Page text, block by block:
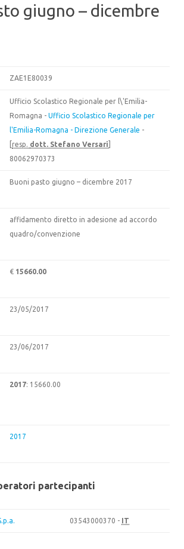
giugno – dicembre
ZAE1E80039
Ufficio Scolastico Regionale per l\'Emilia-
Romagna - Ufficio Scolastico Regionale per
l'Emilia-Romagna - Direzione Generale -
resp. dott. Stefano Versari
80062970373
Buoni pasto giugno – dicembre 2017
affidamento diretto in adesione ad accordo
quadro/convenzione
€ 15660.00
23/05/2017
23/06/2017
2017: 15660.00
2017
partecipanti
03543000370 - IT